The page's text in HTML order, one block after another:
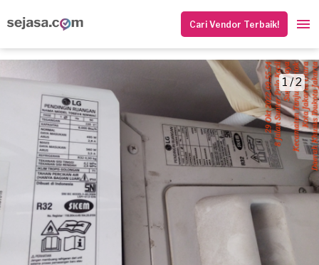
Cari Vendor Terbaik!
1 / 2